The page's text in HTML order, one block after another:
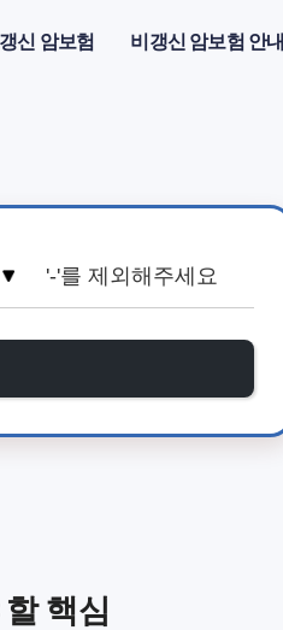
신 암보험 비갱신 암보험 안내
핵심